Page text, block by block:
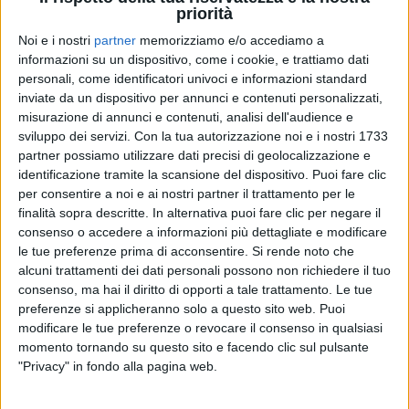
priorità
Noi e i nostri partner memorizziamo e/o accediamo a
informazioni su un dispositivo, come i cookie, e trattiamo dati
personali, come identificatori univoci e informazioni standard
inviate da un dispositivo per annunci e contenuti personalizzati,
misurazione di annunci e contenuti, analisi dell'audience e
sviluppo dei servizi. Con la tua autorizzazione noi e i nostri 1733
partner possiamo utilizzare dati precisi di geolocalizzazione e
identificazione tramite la scansione del dispositivo. Puoi fare clic
per consentire a noi e ai nostri partner il trattamento per le
finalità sopra descritte. In alternativa puoi fare clic per negare il
consenso o accedere a informazioni più dettagliate e modificare
le tue preferenze prima di acconsentire. Si rende noto che
alcuni trattamenti dei dati personali possono non richiedere il tuo
consenso, ma hai il diritto di opporti a tale trattamento. Le tue
preferenze si applicheranno solo a questo sito web. Puoi
modificare le tue preferenze o revocare il consenso in qualsiasi
momento tornando su questo sito e facendo clic sul pulsante
"Privacy" in fondo alla pagina web.
Visualizza questo post su Instagram